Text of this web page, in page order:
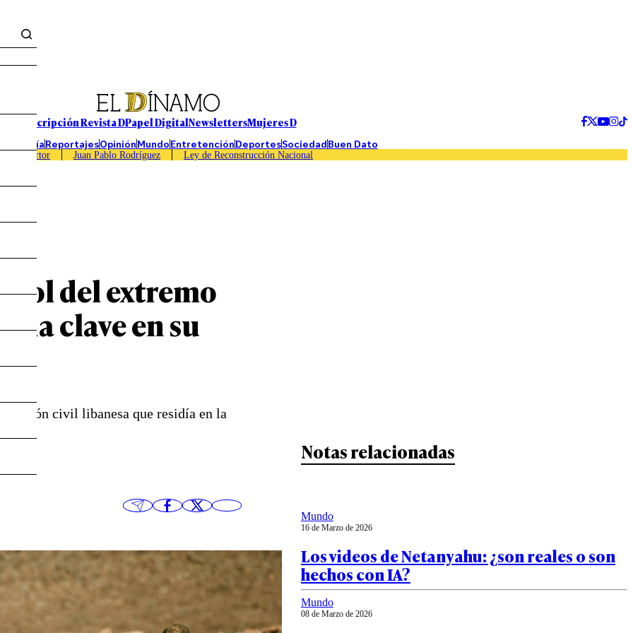
Suscripción Revista DPapel DigitalNewslettersMujeres D
EconomíaReportajesOpiniónMundoEntretenciónDeportesSociedadBuen Dato
Caso Sartor Juan Pablo Rodríguez Ley de Reconstrucción Nacional
del extremo
clave en su
civil libanesa que residía en la
Notas relacionadas
Mundo
16 de Marzo de 2026
Los videos de Netanyahu: ¿son reales o son
hechos con IA?
Mundo
08 de Marzo de 2026